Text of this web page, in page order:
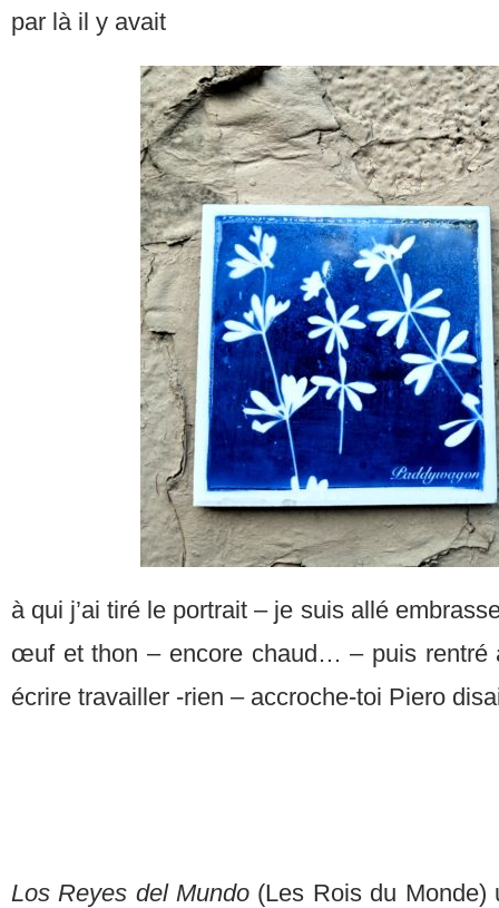
par là il y avait
à qui j’ai tiré le portrait – je suis allé
œuf et thon – encore chaud… – puis rentré
écrire travailler -rien – accroche-toi Piero
Los Reyes del Mundo (Les Rois du Monde)